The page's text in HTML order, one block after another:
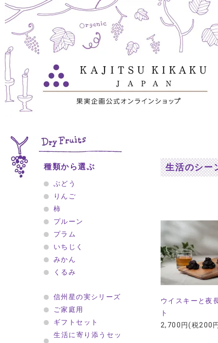
種類から選ぶ
ぶどう
りんご
柿
プルーン
プラム
いちじく
みかん
くるみ
信州星の実シリーズ
ご家庭用
ギフトセット
生活に寄り添うセッ
生活のシー
ウイスキーと夜
ト
2,700円(税200